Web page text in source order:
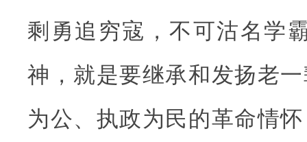
剩勇追穷寇，不可沽名学
神，就是要继承和发扬老
为公、执政为民的革命情